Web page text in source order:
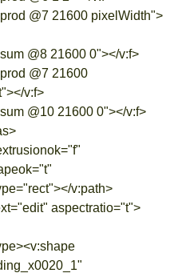
@8 21600 0"></v:f>
v:f>
@10 21600 0"></v:f>
v:path>